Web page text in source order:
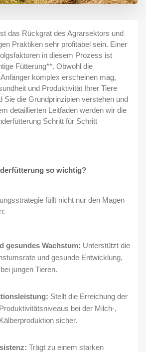
das Rückgrat des Agrarsektors und
Praktiken sehr profitabel sein. Einer
in diesem Prozess ist
Fütterung**. Obwohl die
komplex erscheinen mag,
und Produktivität Ihrer Tiere
Sie die Grundprinzipien verstehen und
detaillierten Leitfaden werden wir die
Schritt für Schritt
so wichtig?
füllt nicht nur den Magen
gesundes Wachstum: Unterstützt die
und gesunde Entwicklung,
jungen Tieren.
Stellt die Erreichung der
bei der Milch-,
sicher.
Trägt zu einem starken